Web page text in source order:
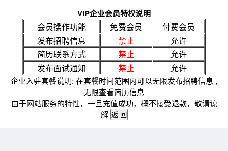
VIP企业会员特权说明
会员操作功能 免费会员
付费会员
发布招聘信息
禁止
允许
简历联系方式
禁止
允许
发布面试通知
禁止 允许
企业入驻套餐说明: 在套餐时间范围内可以无限发布招聘信息 ,
无限查看简历信息
由于网站服务的特性，一旦充值成功，概不接受退款，敬请谅
解